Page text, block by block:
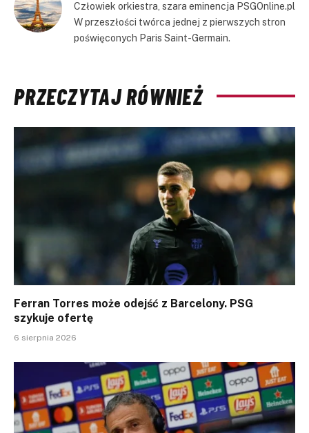
Człowiek orkiestra, szara eminencja PSGOnline.pl
W przeszłości twórca jednej z pierwszych stron
poświęconych Paris Saint-Germain.
PRZECZYTAJ RÓWNIEŻ
Ferran Torres może odejść z Barcelony. PSG
szykuje ofertę
6 sierpnia 2026